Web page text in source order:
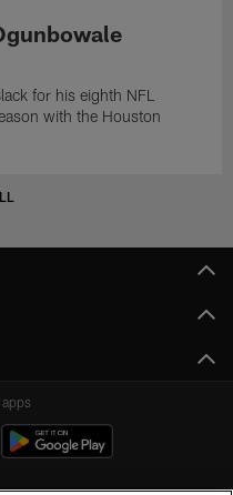
for his eighth NFL
with the Houston